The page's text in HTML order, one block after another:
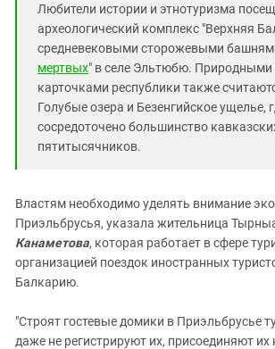
Любители истории и этнотуризма
археологический комплекс "Верхняя
средневековыми сторожевыми
мертвых" в селе Эльтюбю.
карточками республики также
Голубые озера и Безенгийское ущелье,
сосредоточено большинство
пятитысячников.
Властям необходимо уделять внимание
Приэльбрусья, указала жительница
Канаметова, которая работает в сфере
организацией поездок иностранных
Балкарию.
"Строят гостевые домики в Приэльбрусье
даже не регистрируют их, присоединяют